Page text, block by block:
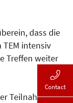
dass die
intensiv
Treffen weiter
Teilnahme und
Contact